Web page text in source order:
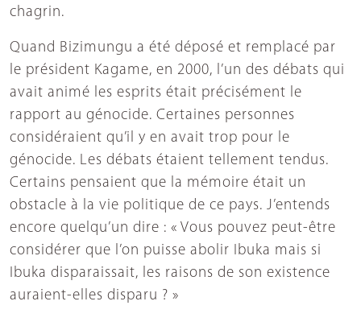
chagrin.
Quand Bizimungu a été déposé et remplacé par
le président Kagame, en 2000, l’un des débats qui
avait animé les esprits était précisément le
rapport au génocide. Certaines personnes
considéraient qu’il y en avait trop pour le
génocide. Les débats étaient tellement tendus.
Certains pensaient que la mémoire était un
obstacle à la vie politique de ce pays. J’entends
encore quelqu’un dire : « Vous pouvez peut-être
considérer que l’on puisse abolir Ibuka mais si
Ibuka disparaissait, les raisons de son existence
auraient-elles disparu ? »